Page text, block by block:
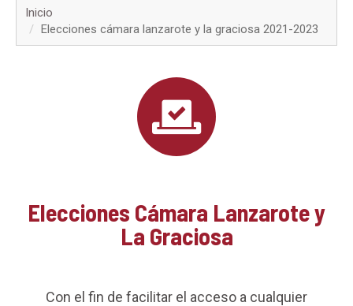
▼
Inicio
Elecciones cámara lanzarote y la graciosa 2021-2023​
Elecciones Cámara Lanzarote y
La Graciosa
Con el fin de facilitar el acceso a cualquier